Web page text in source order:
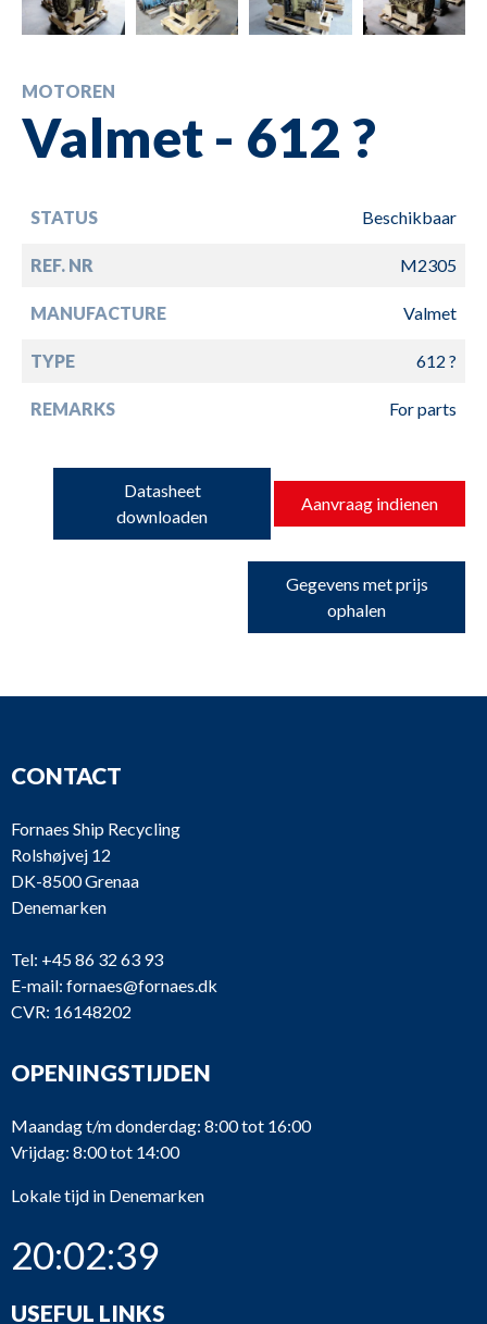
MOTOREN
Valmet - 612 ?
STATUS Beschikbaar
REF. NR M2305
MANUFACTURE Valmet
TYPE 612 ?
REMARKS For parts
Datasheet
downloaden
Aanvraag indienen
Gegevens met prijs
ophalen
CONTACT
Fornaes Ship Recycling
Rolshøjvej 12
DK-8500 Grenaa
Denemarken
Tel: +45 86 32 63 93
E-mail: fornaes@fornaes.dk
CVR: 16148202
OPENINGSTIJDEN
Maandag t/m donderdag: 8:00 tot 16:00
Vrijdag: 8:00 tot 14:00
Lokale tijd in Denemarken
20:02:39
USEFUL LINKS